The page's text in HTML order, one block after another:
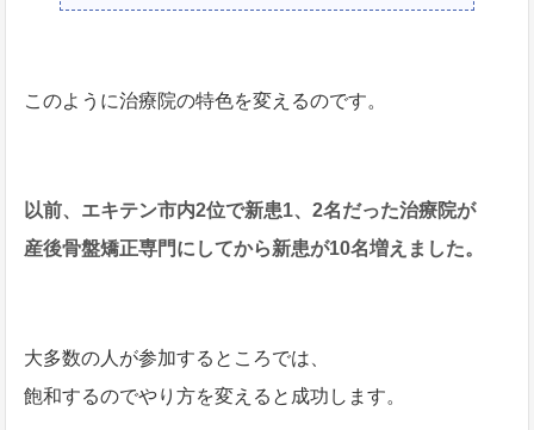
このように治療院の特色を変えるのです。
以前、エキテン市内2位で新患1、2名だった治療院が
産後骨盤矯正専門にしてから新患が10名増えました。
大多数の人が参加するところでは、
飽和するのでやり方を変えると成功します。